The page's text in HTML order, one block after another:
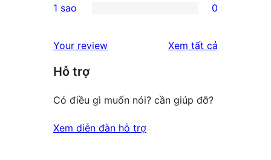
reviews
star
2-
reviews
star
reviews
1 sao 0
Your review Xem tất cả
Hỗ trợ
Có điều gì muốn nói? cần giúp đỡ?
Xem diễn đàn hỗ trợ